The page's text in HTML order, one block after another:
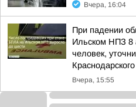
Вчера, 16:04
При падении
Ильском НПЗ 8
человек,
Вчера, 15:55